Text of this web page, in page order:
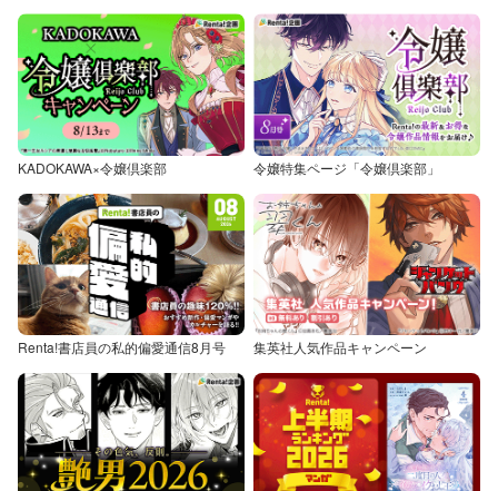
KADOKAWA×令嬢倶楽部 令嬢特集ページ「令嬢倶楽部」
Renta!書店員の私的偏愛通信8月号 集英社人気作品キャンペーン